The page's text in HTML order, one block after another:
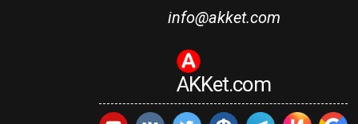
info@akket.com
AKKet.com